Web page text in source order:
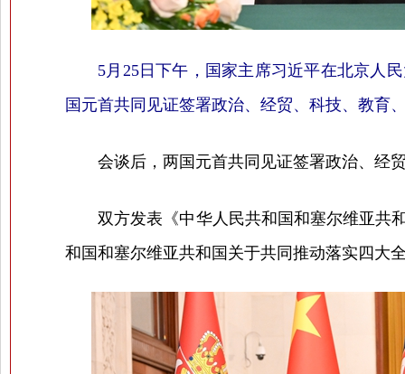
5月25日下午，国家主席习近平在北京人
国元首共同见证签署政治、经贸、科技、教育
会谈后，两国元首共同见证签署政治、经贸
双方发表《中华人民共和国和塞尔维亚共和
和国和塞尔维亚共和国关于共同推动落实四大